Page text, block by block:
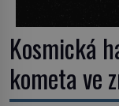
Kosmická
kometa ve